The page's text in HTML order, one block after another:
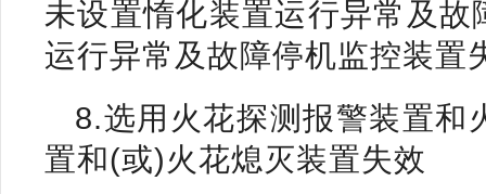
未设置惰化装置运行异常及
运行异常及故障停机监控装置
8.选用火花探测报警装置和
置和(或)火花熄灭装置失效